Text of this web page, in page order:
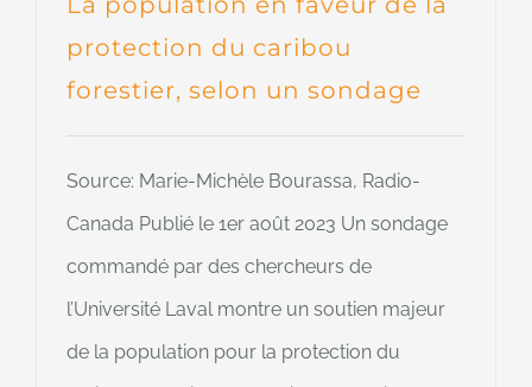
protection du caribou
forestier, selon un sondage
Source: Marie-Michèle Bourassa, Radio-
Canada Publié le 1er août 2023 Un sondage
commandé par des chercheurs de
l’Université Laval montre un soutien majeur
de la population pour la protection du